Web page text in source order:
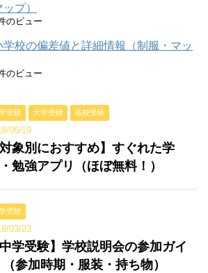
プ）
のビュー
学校の偏差値と詳細情報（制服・マッ
のビュー
受験 大学受験 高校受験
06/19
対象別におすすめ】すぐれた学
勉強アプリ（ほぼ無料！）
受験
03/23
中学受験】学校説明会の参加ガイ
（参加時期・服装・持ち物）